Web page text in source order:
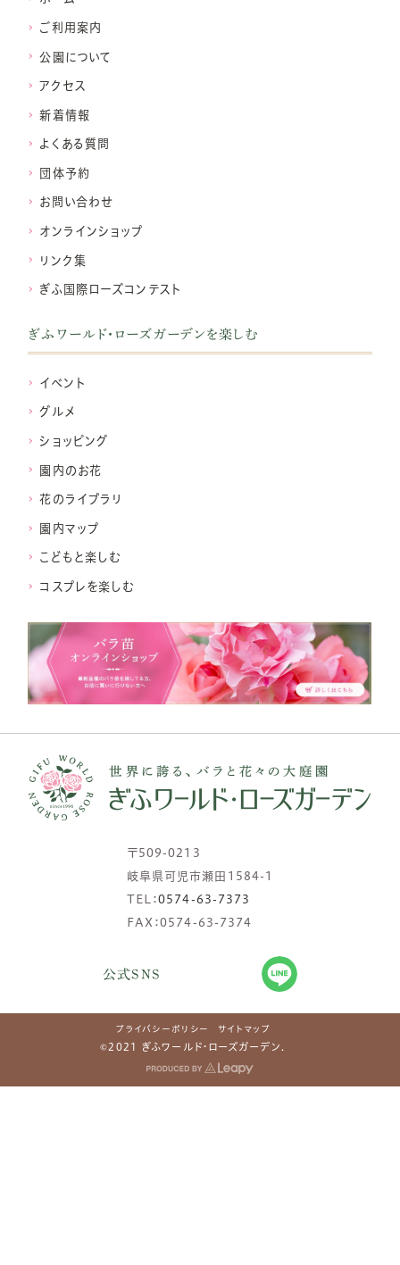
ご利用案内
公園について
アクセス
新着情報
よくある質問
団体予約
お問い合わせ
オンラインショップ
リンク集
ぎふ国際ローズコンテスト
ぎふワールド・ローズガーデンを楽しむ
イベント
グルメ
ショッピング
園内のお花
花のライブラリ
園内マップ
こどもと楽しむ
コスプレを楽しむ
〒509-0213
岐阜県可児市瀬田1584-1
TEL：0574-63-7373
FAX：0574-63-7374
公式SNS
プライバシーポリシー サイトマップ
©2021 ぎふワールド・ローズガーデン.